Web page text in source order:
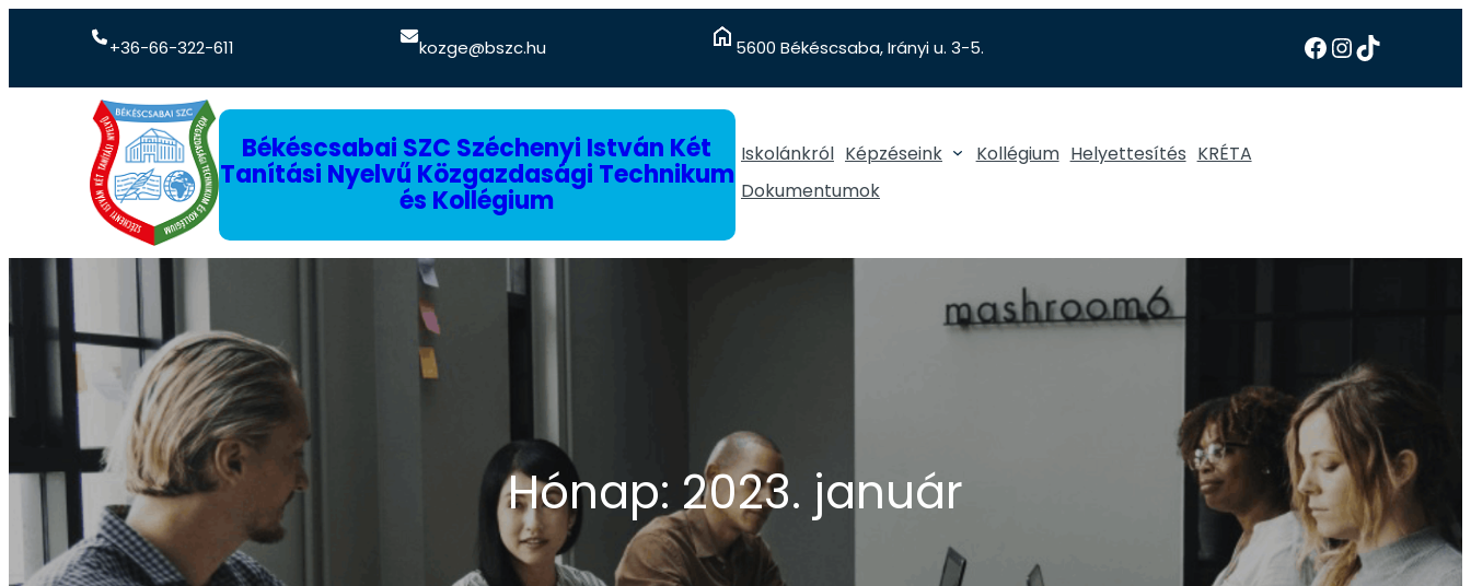
+36-66-322-611 kozge@bszc.hu 5600 Békéscsaba, Irányi u. 3-5.
Békéscsabai SZC Széchenyi István Két
Tanítási Nyelvű Közgazdasági Technikum
és Kollégium
Iskolánkról Képzéseink Kollégium Helyettesítés KRÉTA
Dokumentumok
Hónap:2023. január